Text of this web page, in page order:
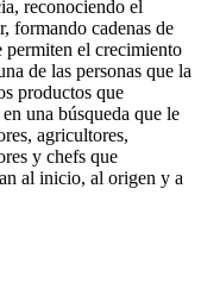
reconociendo el
formando cadenas de
permiten el crecimiento
de las personas que la
productos que
una búsqueda que le
agricultores,
y chefs que
al inicio, al origen y a